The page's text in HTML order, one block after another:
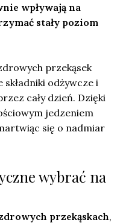
wpływają na
stały poziom
przekąsek
odżywcze i
cały dzień. Dzięki
jedzeniem
się o nadmiar
wybrać na
przekąskach,